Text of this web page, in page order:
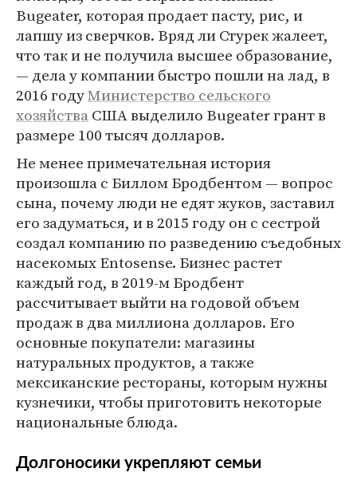
Bugeater, которая продает пасту, рис, и
лапшу из сверчков. Вряд ли Стурек жалеет,
что так и не получила высшее образование,
— дела у компании быстро пошли на лад, в
2016 годуМинистерство сельского
хозяйстваСША выделило Bugeater грант в
размере 100 тысяч долларов.
Не менее примечательная история
произошла с Биллом Бродбентом — вопрос
сына, почему люди не едят жуков, заставил
его задуматься, и в 2015 году он с сестрой
создал компанию по разведению съедобных
насекомых Entosense. Бизнес растет
каждый год, в 2019-м Бродбент
рассчитывает выйти на годовой объем
продаж в два миллиона долларов. Его
основные покупатели: магазины
натуральных продуктов, а также
мексиканские рестораны, которым нужны
кузнечики, чтобы приготовить некоторые
национальные блюда.
Долгоносики укрепляют семьи